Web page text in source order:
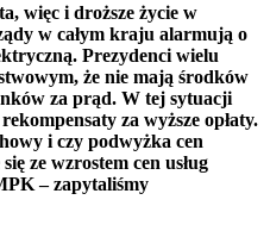
więc i droższe życie w
w całym kraju alarmują o
Prezydenci wielu
że nie mają środków
za prąd. W tej sytuacji
za wyższe opłaty.
i czy podwyżka cen
ze wzrostem cen usług
– zapytaliśmy